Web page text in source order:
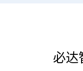
必达